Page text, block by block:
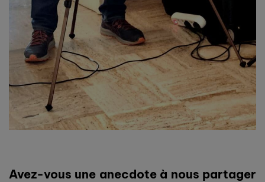
Avez-vous une anecdote à nous partager